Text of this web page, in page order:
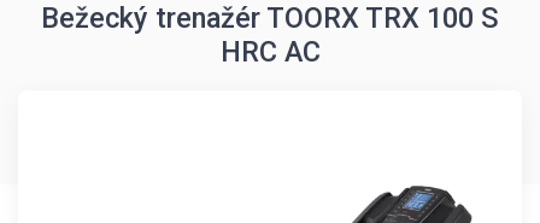
Bežecký trenažér TOORX TRX 100 S
HRC AC